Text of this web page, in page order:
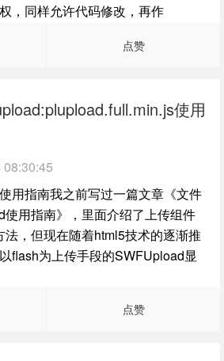
，同样允许代码修改，再作
点赞
使用
用指南我之前写过一篇文章《文件
用指南》，里面介绍了上传组件
，但现在随着html5技术的逐渐推
flash为上传手段的SWFUpload显
点赞